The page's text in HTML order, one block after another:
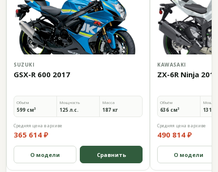
SUZUKI
GSX-R 600 2017
Объём
599 см³
Мощность
125 л.с.
Масса
187 кг
Средняя цена в архиве
365 614 ₽
О модели Сравнить
KAWASAKI
ZX-6R Ninja 2017
Объём
636 см³ 131
Средняя цена в архиве
490 814 ₽
О модели